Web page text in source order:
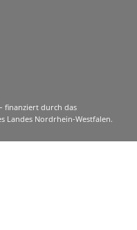
finanziert durch das
Landes Nordrhein-Westfalen.